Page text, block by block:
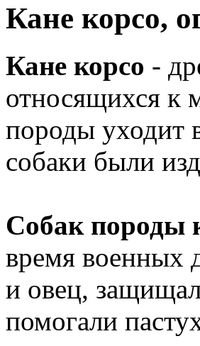
Кане корсо,
Кане корсо -
относящихся к
породы уходит
собаки были
Собак породы
время военных
и овец,
помогали